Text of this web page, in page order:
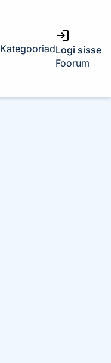
KategooriadLogi sisse
Foorum